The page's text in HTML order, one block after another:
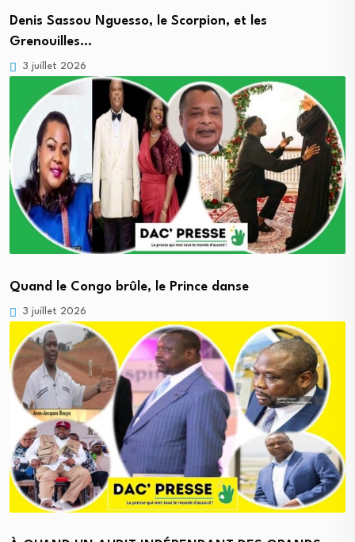
Denis Sassou Nguesso, le Scorpion, et les
Grenouilles…
3 juillet 2026
Quand le Congo brûle, le Prince danse
3 juillet 2026